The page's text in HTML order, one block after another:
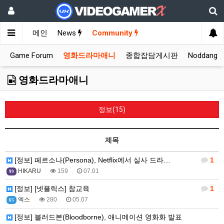
메인 News Community
Game Forum 영화드라마애니 종합잡담게시판 Noddang
영화드라마애니
정보(15)
제목
1
[정보] 페르소나(Persona), Netflix에서 실사 드라…
99 HIKARU 159 07.01
1
[정보] [넷플릭스] 참교육
65 엑스 280 05.07
[정보] 블러드본(Bloodborne), 애니메이션 영화화 발표